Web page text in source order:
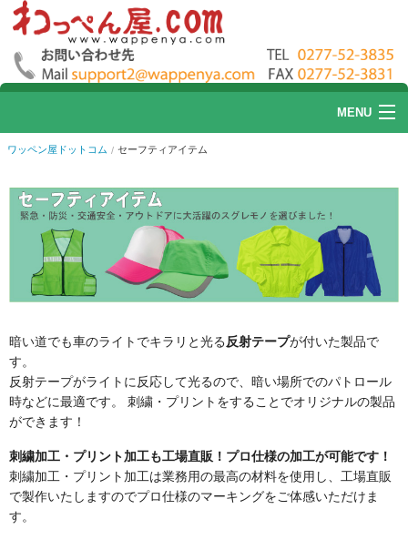
MENU
ワッペン
刺繍加工
リストバンド刺繍
帽子刺繍
ユニフォームカタログ
ご利用ガイド Q.よくある質問
お問い合わせフォーム
ワッペン屋ドットコム セーフティアイテム
暗い道でも車のライトでキラリと光る 反射テープが付いた製品で
す。
反射テープがライトに反応して光るので、暗い場所でのパトロール
時などに最適です。 刺繍・プリントをすることでオリジナルの製品
ができます！
刺繍加工・プリント加工も工場直販！プロ仕様の加工が可能です！
刺繍加工・プリント加工は業務用の最高の材料を使用し、工場直販
で製作いたしますのでプロ仕様のマーキングをご体感いただけま
す。